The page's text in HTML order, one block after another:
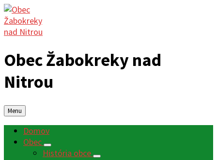
Obec Žabokreky nad
Nitrou
Menu
Domov
Obec
História obce